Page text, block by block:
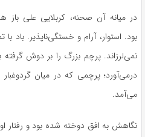
در میانه آن صحنه، کربلایی علی
بود. استوار، آرام و خستگی‌ناپذیر. باد با
نمی‌لرزاند. پرچم بزرگ را بر دوش
درمی‌آورد؛ پرچمی که در میان
می‌آمد.
نگاهش به افق دوخته شده بود و رفتار